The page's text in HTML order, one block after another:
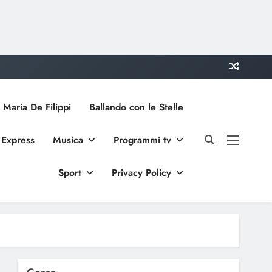
De Filippi Ballando con le Stelle
Musica Programmi tv
Sport Privacy Policy